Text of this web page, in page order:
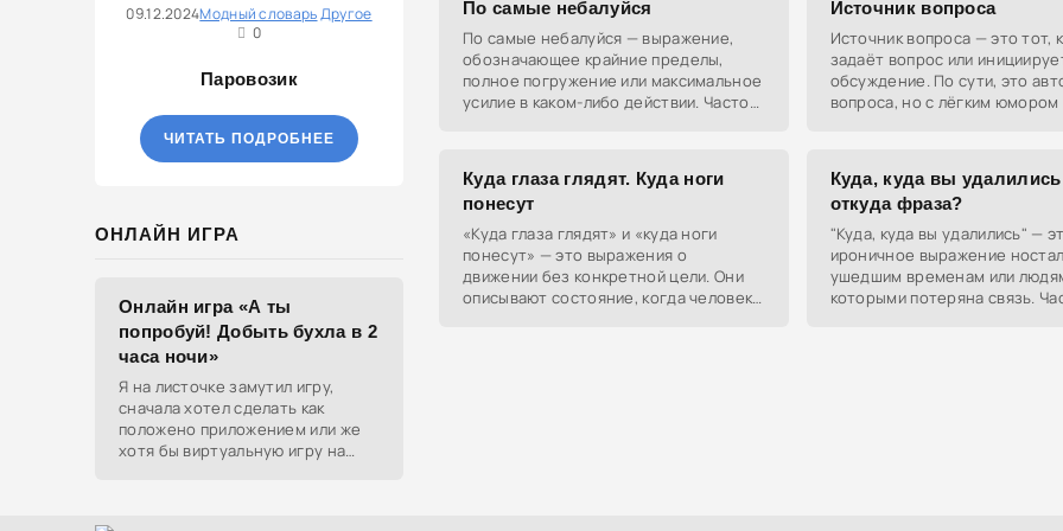
09.12.2024Модный словарьДругое
0
Паровозик
ЧИТАТЬ ПОДРОБНЕЕ
ОНЛАЙН ИГРА
Онлайн игра «А ты
попробуй! Добыть бухла в 2
часа ночи»
Я на листочке замутил игру,
сначала хотел сделать как
положено приложением или же
хотя бы виртуальную игру на
По самые небалуйся
По самые небалуйся — выражение,
обозначающее крайние пределы,
полное погружение или максимальное
усилие в каком-либо действии. Часто
Источник вопроса
Источник вопроса — это тот,
задаёт вопрос или
обсуждение. По сути, это
вопроса, но с лёгким юмором
Куда глаза глядят. Куда ноги
понесут
«Куда глаза глядят» и «куда ноги
понесут» — это выражения о
движении без конкретной цели. Они
описывают состояние, когда человек
Куда, куда вы
откуда фраза?
"Куда, куда вы удалились" —
ироничное выражение
ушедшим временам или
которыми потеряна связь.